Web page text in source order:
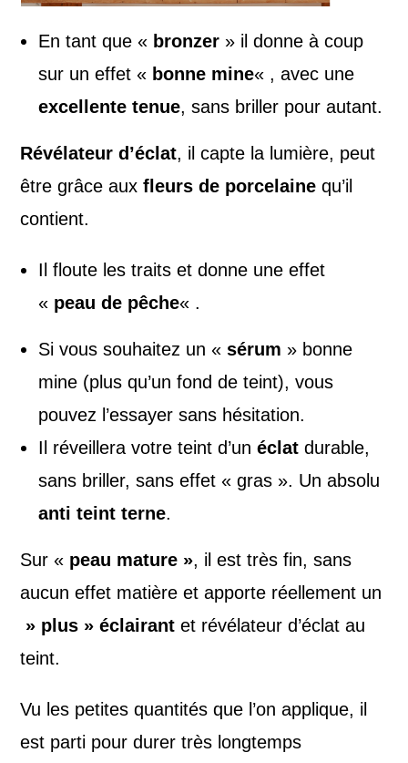
En tant que « bronzer » il donne à coup
sur un effet « bonne mine« , avec une
excellente tenue, sans briller pour autant.
Révélateur d’éclat, il capte la lumière, peut
être grâce auxfleurs de porcelaine qu’il
contient.
Il floute les traits et donne une effet
« peau de pêche« .
Si vous souhaitez un «sérum » bonne
mine (plus qu’un fond de teint), vous
pouvez l’essayer sans hésitation.
Il réveillera votre teint d’unéclatdurable,
sans briller, sans effet « gras ». Un absolu
anti teint terne.
Sur « peau mature », il est très fin, sans
aucun effet matière et apporte réellement un
» plus » éclairant et révélateur d’éclat au
teint.
Vu les petites quantités que l’on applique, il
est parti pour durer très longtemps